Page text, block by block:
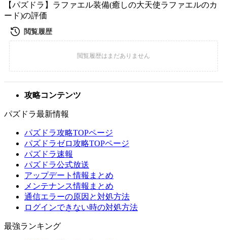
【パズドラ】ラファエル装備(癒しの大天使ラファエルのカ
ード)の評価
攻略コンテンツ
パズドラ最新情報
パズドラ攻略TOPページ
パズドラゼロ攻略TOPページ
パズドラ速報
パズドラ公式放送
アップデート情報まとめ
メンテナンス情報まとめ
通信エラーの原因と対処方法
ログインできない時の対処方法
最強ランキング